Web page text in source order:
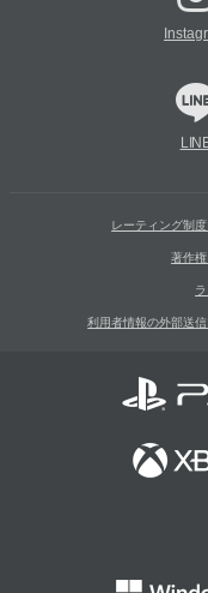
レーティング制
著作
利用者情報の外部送